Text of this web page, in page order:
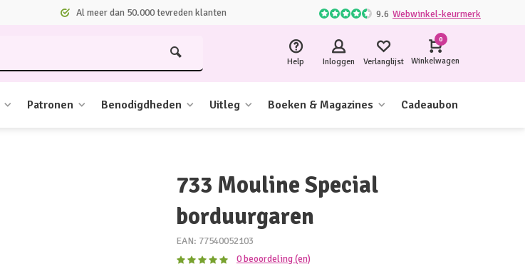
Al meer dan 50.000 tevreden klanten 9.6 Webwinkel-keurmerk
Help Inloggen Verlanglijst
0
Winkelwagen
Patronen Benodigdheden Uitleg Boeken & Magazines Cadeaubon
733 Mouline Special
borduurgaren
EAN: 77540052103
0 beoordeling (en)